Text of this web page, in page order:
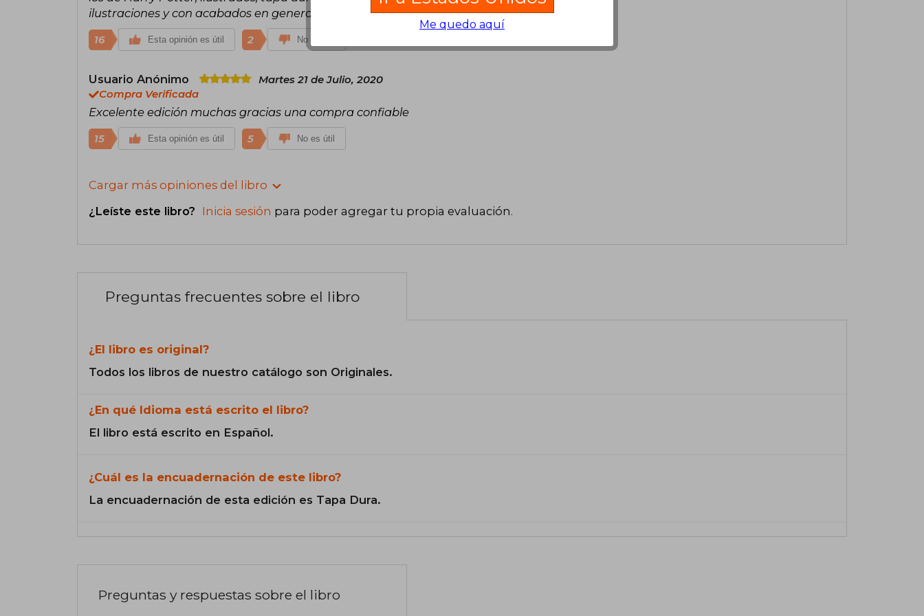
ilustraciones y con acabados en general mejores.
16 Esta opinión es útil 2 No es útil
Usuario Anónimo
Martes 21 de Julio, 2020
Compra Verificada
Excelente edición muchas gracias una compra confiable
15 Esta opinión es útil 5 No es útil
Cargar más opiniones del libro
¿Leíste este libro? Inicia sesión para poder agregar tu propia evaluación.
Preguntas frecuentes sobre el libro
¿El libro es original?
Todos los libros de nuestro catálogo son Originales.
¿En qué Idioma está escrito el libro?
El libro está escrito en Español.
¿Cuál es la encuadernación de este libro?
La encuadernación de esta edición es Tapa Dura.
Preguntas y respuestas sobre el libro
Me quedo aquí